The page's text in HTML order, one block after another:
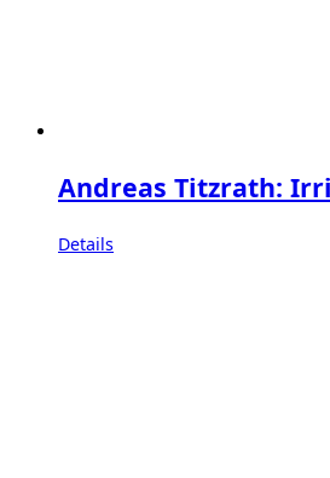
Andreas Titzrath:
Details